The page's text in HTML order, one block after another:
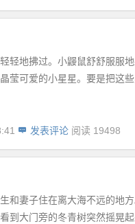
轻地拂过。小鼹鼠舒舒服服
莹可爱的小星星。要是把这
发表评论 阅读 19498
和妻子住在离大海不远的地
到大门旁的冬青树突然摇晃